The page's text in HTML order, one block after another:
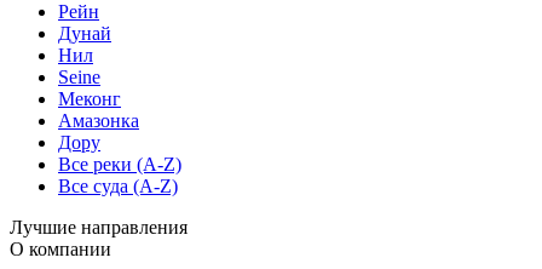
Рейн
Дунай
Нил
Seine
Меконг
Амазонка
Дору
Все реки (A-Z)
Все суда (A-Z)
Лучшие направления
О компании